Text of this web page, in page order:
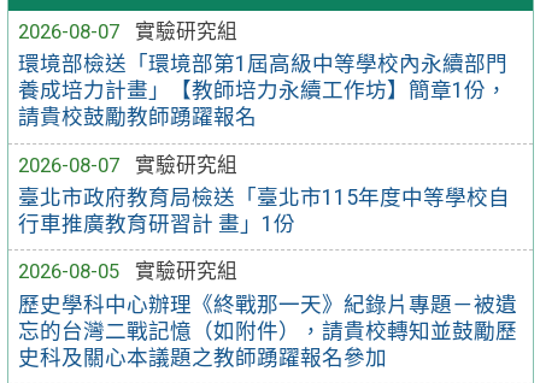
2026-08-07
實驗研究組
環境部檢送「環境部第1屆高級中等學校內永續部門
養成培力計畫」【教師培力永續工作坊】簡章1份，
請貴校鼓勵教師踴躍報名
2026-08-07
實驗研究組
臺北市政府教育局檢送「臺北市115年度中等學校自
行車推廣教育研習計 畫」1份
2026-08-05
實驗研究組
歷史學科中心辦理《終戰那一天》紀錄片專題－被遺
忘的台灣二戰記憶（如附件），請貴校轉知並鼓勵歷
史科及關心本議題之教師踴躍報名參加